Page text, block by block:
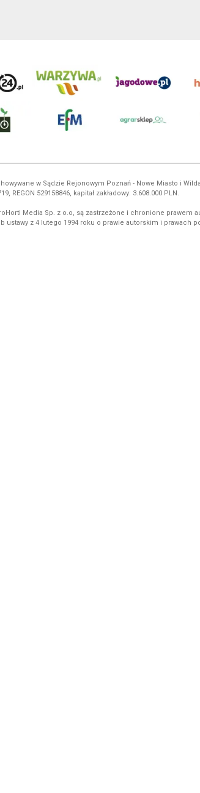
w Sądzie Rejonowym Poznań - Nowe Miasto i
REGON 529158846, kapitał zakładowy: 3.608.000 PLN.
Media Sp. z o.o, są zastrzeżone i chronione
ustawy z 4 lutego 1994 roku o prawie autorskim i prawach